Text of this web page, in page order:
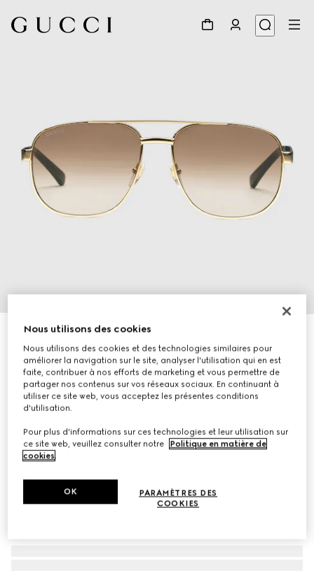
Lunettes de soleil à monture navigateur
CHF 450
Déclinaisons métal doré
Nous utilisons des cookies
Nous utilisons des cookies et des technologies similaires pour
améliorer la navigation sur le site, analyser l'utilisation qui en est
faite, contribuer à nos efforts de marketing et vous permettre de
partager nos contenus sur vos réseaux sociaux. En continuant à
utiliser ce site web, vous acceptez les présentes conditions
d'utilisation.
Pour plus d'informations sur ces technologies et leur utilisation sur
ce site web, veuillez consulter notre
Politique en matière de
cookies.
PARAMÈTRES DES
COOKIES
OK